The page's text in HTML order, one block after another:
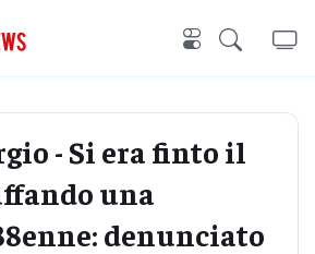
- Si era finto il
una
denunciato